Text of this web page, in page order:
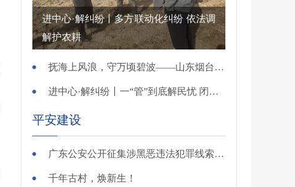
进中心·解纠纷丨多方联动化纠纷 依法调
解护农耕
抚海上风浪，守万顷碧波——山东烟台把矛盾化解在微澜未起时
进中心·解纠纷丨一“管”到底解民忧 闭环调处化纠纷
平安建设
广东公安公开征集涉黑恶违法犯罪线索，26个举报电话公布
千年古村，焕新生！